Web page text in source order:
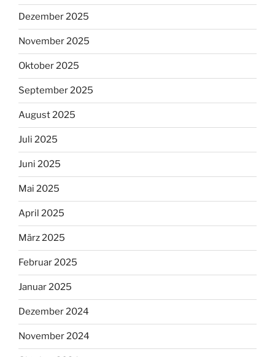
Dezember 2025
November 2025
Oktober 2025
September 2025
August 2025
Juli 2025
Juni 2025
Mai 2025
April 2025
März 2025
Februar 2025
Januar 2025
Dezember 2024
November 2024